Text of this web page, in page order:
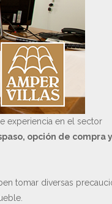
experiencia en el sector
opción de compra y
tomar diversas